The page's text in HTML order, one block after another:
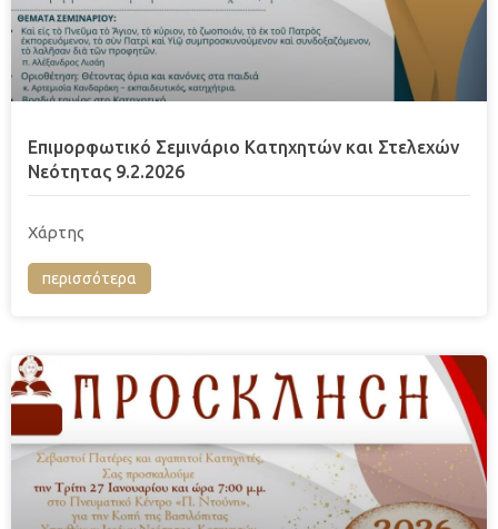
Επιμορφωτικό Σεμινάριο Κατηχητών και Στελεχών
Νεότητας 9.2.2026
Χάρτης
περισσότερα